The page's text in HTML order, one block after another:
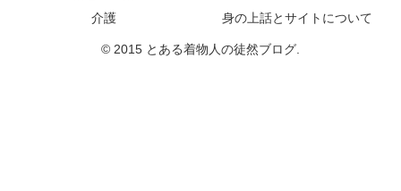
介護
身の上話とサイトについて
© 2015 とある着物人の徒然ブログ.